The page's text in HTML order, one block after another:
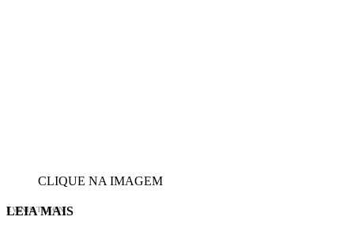
CLIQUE NA IMAGEM
EVINIS TALON
LEIA MAIS